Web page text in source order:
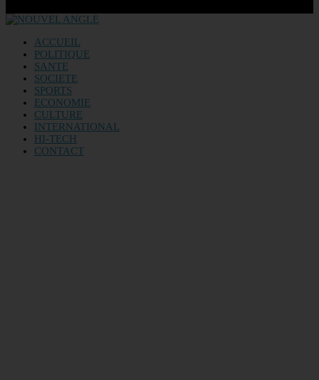
ACCUEIL
POLITIQUE
SANTE
SOCIETE
SPORTS
ECONOMIE
CULTURE
INTERNATIONAL
HI-TECH
CONTACT